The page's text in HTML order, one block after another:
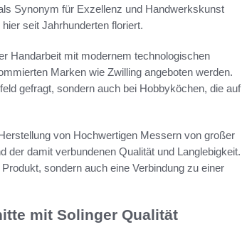
Synonym für Exzellenz und Handwerkskunst
seit Jahrhunderten floriert.
Handarbeit mit modernem technologischen
Marken wie Zwilling angeboten werden.
gefragt, sondern auch bei Hobbyköchen, die auf
von Hochwertigen Messern von großer
der damit verbundenen Qualität und Langlebigkeit.
sondern auch eine Verbindung zu einer
mit Solinger Qualität